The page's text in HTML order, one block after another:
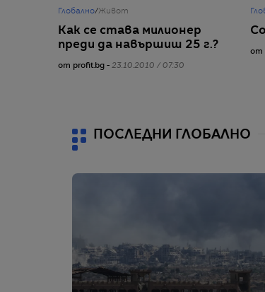
Глобално/Живот
Как се става милионер
преди да навършиш 25 г.?
от profit.bg - 23.10.2010 / 07:30
от
ПОСЛЕДНИ ГЛОБАЛНО